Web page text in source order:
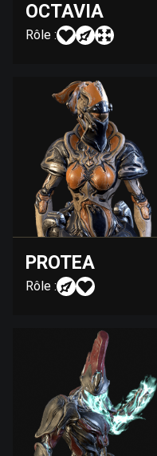
OCTAVIA
Rôle :
PROTEA
Rôle :